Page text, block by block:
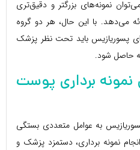
نمونه‌های بزرگتر و دقیق‌تری
می‌دهد. با این حال، هر دو گروه
پسوریازیس باید تحت نظر پزشک
حاصل شود.
نمونه برداری پوست
به عوامل متعددی بستگی
نمونه برداری، دستمزد پزشک و